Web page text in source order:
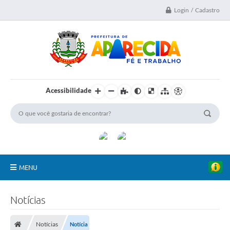
Login / Cadastro
Acessibilidade
MENU
Notícias
Notícias Notícia